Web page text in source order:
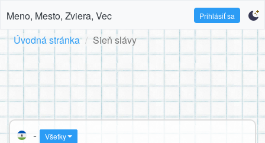
Meno, Mesto, Zviera, Vec Prihlásiť sa
Úvodná stránka Sieň slávy
- Všetky